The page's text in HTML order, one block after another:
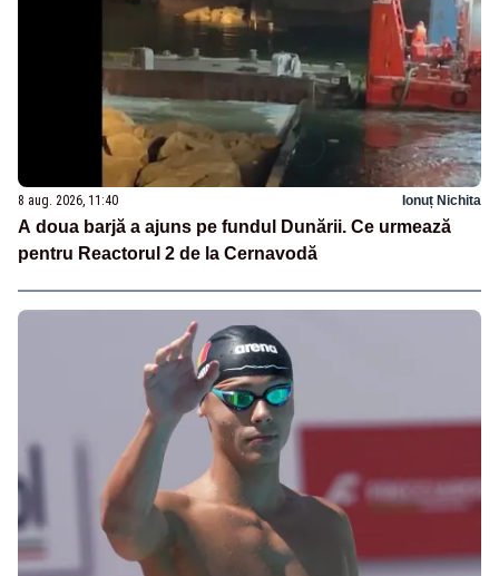
8 aug. 2026, 11:40 Ionuț Nichita
A doua barjă a ajuns pe fundul Dunării. Ce urmează
pentru Reactorul 2 de la Cernavodă